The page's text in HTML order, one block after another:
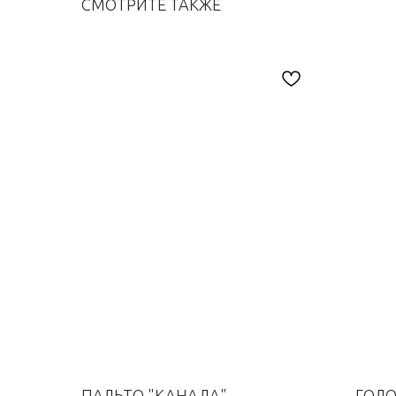
СМОТРИТЕ ТАКЖЕ